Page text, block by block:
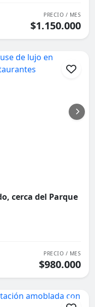
PRECIO / MES
$1.150.000
cerca del Parque
PRECIO / MES
$980.000